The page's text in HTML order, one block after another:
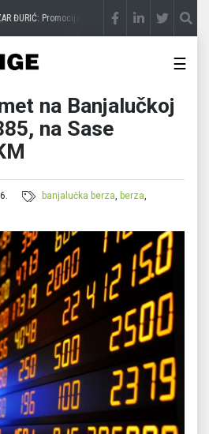
ĐURIĆ: Promocija potencijal pretvara u destinaciju
☰
na Banjalučkoj
na Sase
banjalučka berza, berza,